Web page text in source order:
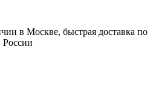
в Москве, быстрая доставка по
России